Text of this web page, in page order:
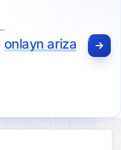
onlayn ariza